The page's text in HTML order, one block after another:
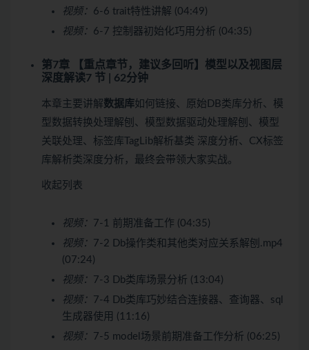
视频： 6-6 trait特性讲解 (04:49)
视频： 6-7 控制器初始化巧用分析 (04:35)
第7章 【重点章节，建议多回听】模型以及视图层
深度解读7 节 | 62分钟
本章主要讲解数据库如何链接、原始DB类库分析、模
型数据转换处理解刨、模型数据驱动处理解刨、模型
关联处理、标签库TagLib解析基类 深度分析、CX标签
库解析类深度分析，最终会带领大家实战。
收起列表
视频： 7-1 前期准备工作 (04:35)
视频： 7-2 Db操作类和其他类对应关系解刨.mp4
(07:24)
视频： 7-3 Db类库场景分析 (13:04)
视频： 7-4 Db类库巧妙结合连接器、查询器、sql
生成器使用 (11:16)
视频： 7-5 model场景前期准备工作分析 (06:25)